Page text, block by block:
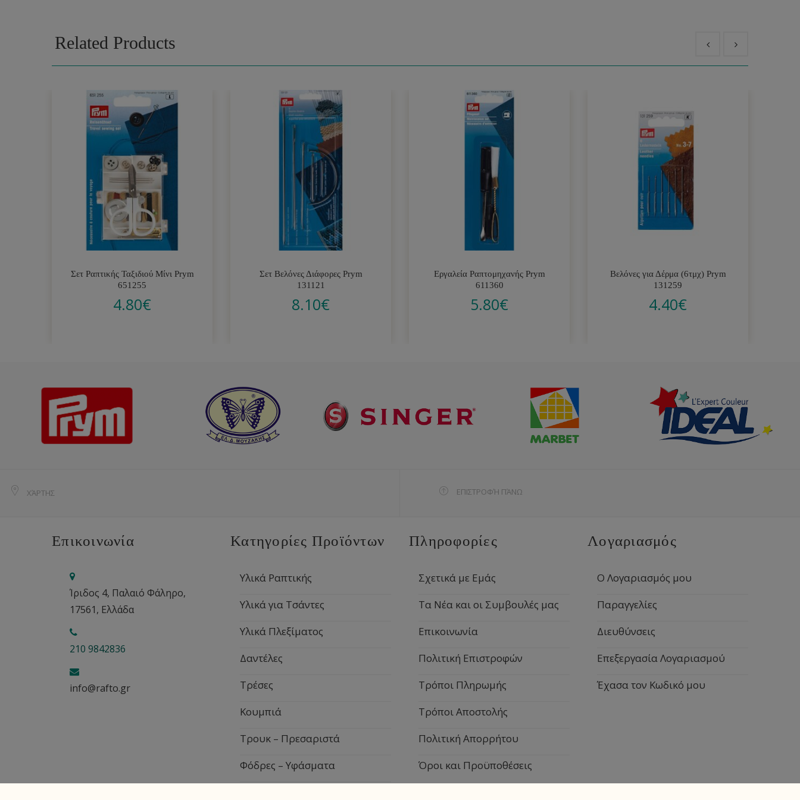
Related Products
Σετ Ραπτικής Ταξιδιού Μίνι Prym
651255
4.80€
Σετ Βελόνες Διάφορες Prym
131121
8.10€
Εργαλεία Ραπτομηχανής Prym
611360
5.80€
Βελόνες για Δέρμα (6τμχ) Prym
131259
4.40€
ΧΆΡΤΗΣ ΕΠΙΣΤΡΟΦΉ ΠΆΝΩ
Επικοινωνία
Ίριδος 4, Παλαιό Φάληρο,
17561, Ελλάδα
210 9842836
info@rafto.gr
Κατηγορίες Προϊόντων
Υλικά Ραπτικής
Υλικά για Τσάντες
Υλικά Πλεξίματος
Δαντέλες
Τρέσες
Κουμπιά
Τρουκ – Πρεσαριστά
Φόδρες – Υφάσματα
Πληροφορίες
Σχετικά με Εμάς
Τα Νέα και οι Συμβουλές μας
Επικοινωνία
Πολιτική Επιστροφών
Τρόποι Πληρωμής
Τρόποι Αποστολής
Πολιτική Απορρήτου
Όροι και Προϋποθέσεις
Λογαριασμός
Ο Λογαριασμός μου
Παραγγελίες
Διευθύνσεις
Επεξεργασία Λογαριασμού
Έχασα τον Κωδικό μου